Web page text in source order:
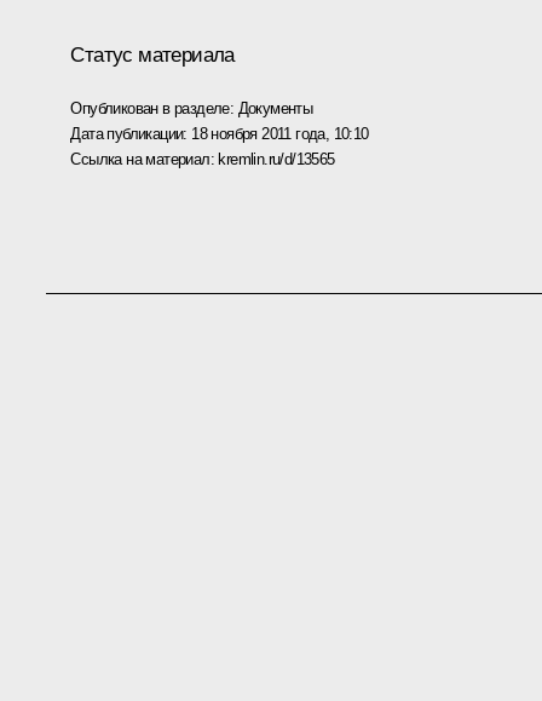
Статус материала
Опубликован в разделе: Документы
Дата публикации: 18 ноября 2011 года, 10:10
Ссылка на материал: kremlin.ru/d/13565